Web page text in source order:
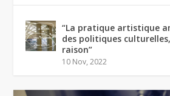
“La pratique artistique
des politiques
raison”
10 Nov, 2022